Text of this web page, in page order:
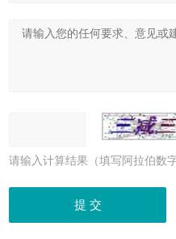
请输入计算结果（填写阿拉伯数